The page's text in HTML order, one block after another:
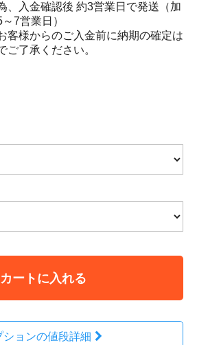
、入金確認後 約3営業日で発送（加
7営業日）
客様からのご入金前に納期の確定は
ご了承ください。
カートに入れる
ションの値段詳細